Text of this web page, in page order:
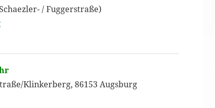
/ Fuggerstraße)
Klinkerberg, 86153 Augsburg